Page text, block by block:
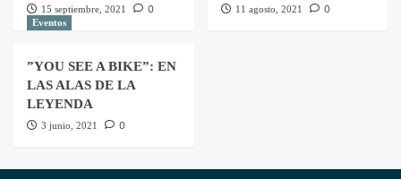
15 septiembre, 2021 0 11 agosto, 2021 0
Eventos
”YOU SEE A BIKE”: EN
LAS ALAS DE LA
LEYENDA
3 junio, 2021 0